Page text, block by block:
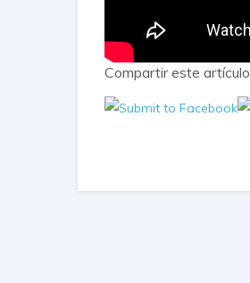
Compartir este artículo